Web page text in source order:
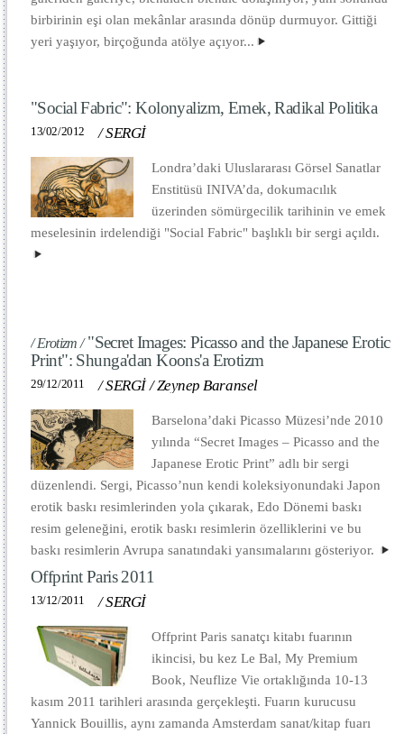
birbirinin eşi olan mekânlar arasında dönüp durmuyor. Gittiği
yeri yaşıyor, birçoğunda atölye açıyor...
"Social Fabric": Kolonyalizm, Emek, Radikal Politika
13/02/2012 /SERGİ
Londra’daki Uluslararası Görsel Sanatlar
Enstitüsü INIVA’da, dokumacılık
üzerinden sömürgecilik tarihinin ve emek
meselesinin irdelendiği "Social Fabric" başlıklı bir sergi açıldı.
/ Erotizm /"Secret Images: Picasso and the Japanese Erotic
Print": Shunga'dan Koons'a Erotizm
29/12/2011 /SERGİ /Zeynep Baransel
Barselona’daki Picasso Müzesi’nde 2010
yılında “Secret Images – Picasso and the
Japanese Erotic Print” adlı bir sergi
düzenlendi. Sergi, Picasso’nun kendi koleksiyonundaki Japon
erotik baskı resimlerinden yola çıkarak, Edo Dönemi baskı
resim geleneğini, erotik baskı resimlerin özelliklerini ve bu
baskı resimlerin Avrupa sanatındaki yansımalarını gösteriyor.
Offprint Paris 2011
13/12/2011 /SERGİ
Offprint Paris sanatçı kitabı fuarının
ikincisi, bu kez Le Bal, My Premium
Book, Neuflize Vie ortaklığında 10-13
kasım 2011 tarihleri arasında gerçekleşti. Fuarın kurucusu
Yannick Bouillis, aynı zamanda Amsterdam sanat/kitap fuarı